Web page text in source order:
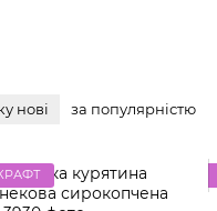
нові за популярністю